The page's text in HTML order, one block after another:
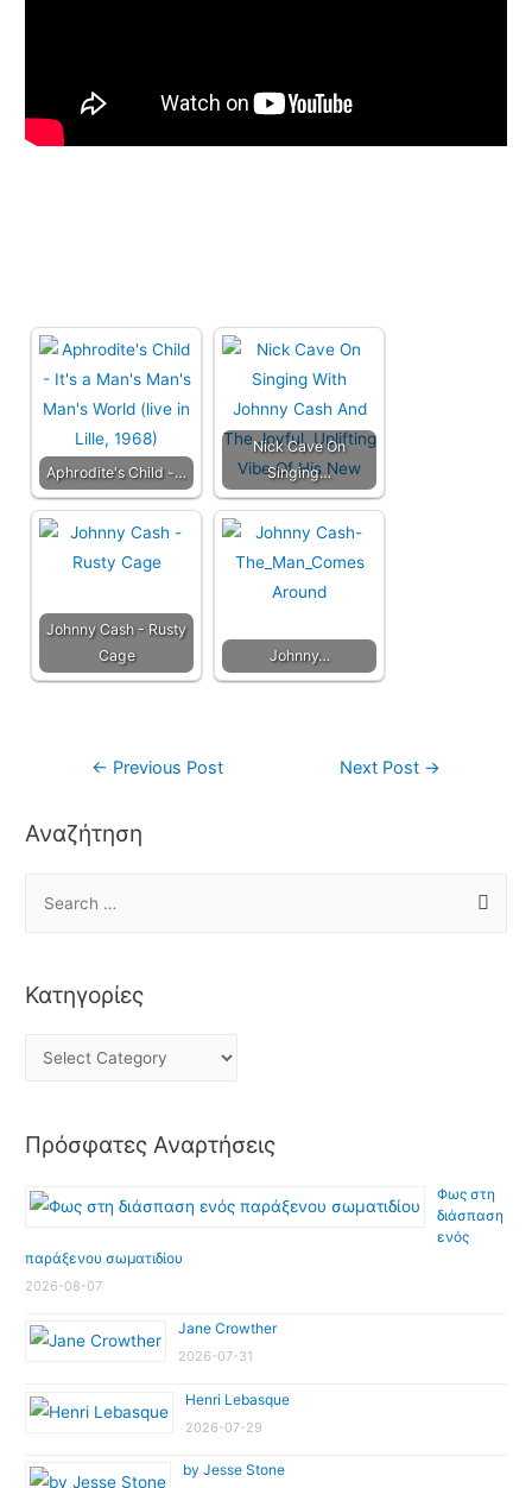
Aphrodite's Child -…
Nick Cave On
Singing…
Johnny Cash - Rusty
Cage
Johnny…
← Previous Post Next Post →
Αναζήτηση
Κατηγορίες
Πρόσφατες Αναρτήσεις
Φως στη
διάσπαση
ενός
παράξενου σωματιδίου
2026-08-07
Jane Crowther
2026-07-31
Henri Lebasque
2026-07-29
by Jesse Stone